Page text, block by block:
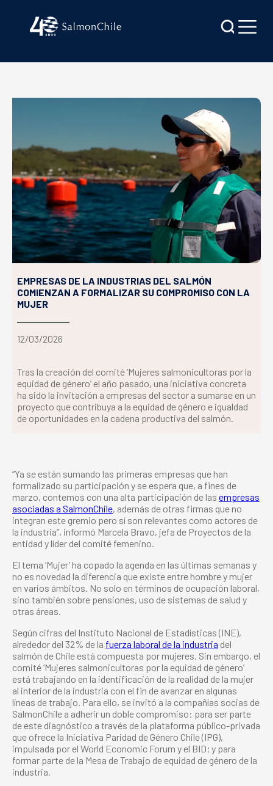
EMPRESAS DE LA INDUSTRIAS DEL SALMÓN
COMIENZAN A FORMALIZAR SU COMPROMISO CON LA
MUJER
12/03/2026
Tras la creación del comité ‘Mujeres salmonicultoras por la
equidad de género’ el año pasado, una iniciativa concreta
ha sido la invitación a empresas del sector a sumarse en un
proyecto que contribuya a la equidad de género e igualdad
de oportunidades en la cadena productiva del salmón.
“Ya se están sumando las primeras empresas que han
formalizado su participación y se espera que, a fines de
marzo, contemos con una alta participación de las empresas
asociadas a SalmonChile, además de otras firmas que no
integran este gremio pero sí son relevantes como actores de
la industria”, informó Marcela Bravo, jefa de Proyectos de la
entidad y líder del comité femenino.
El tema ‘Mujer’ ha copado la agenda en las últimas semanas y
no es novedad la diferencia que existe entre hombre y mujer
en varios ámbitos. No solo en términos de ocupación laboral,
sino también sobre pensiones, uso de sistemas de salud y
otras áreas.
Según cifras del Instituto Nacional de Estadísticas (INE),
alrededor del 32% de la fuerza laboral de la industria del
salmón de Chile está compuesta por mujeres. Sin embargo, el
comité ‘Mujeres salmonicultoras por la equidad de género’
está trabajando en la identificación de la realidad de la mujer
al interior de la industria con el fin de avanzar en algunas
líneas de trabajo. Para ello, se invitó a la compañías socias de
SalmonChile a adherir un doble compromiso: para ser parte
de este diagnóstico a través de la plataforma público-privada
que ofrece la Iniciativa Paridad de Género Chile (IPG),
impulsada por el World Economic Forum y el BID; y para
formar parte de la Mesa de Trabajo de equidad de género de la
industria.